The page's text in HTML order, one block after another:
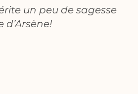
un peu de sagesse